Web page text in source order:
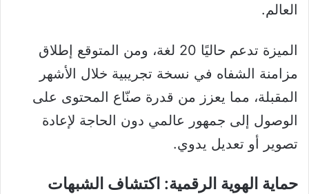
العالم.
الميزة تدعم حاليًا 20 لغة، ومن المتوقع إطلاق
مزامنة الشفاه في نسخة تجريبية خلال الأشهر
المقبلة، مما يعزز من قدرة صنّاع المحتوى على
الوصول إلى جمهور عالمي دون الحاجة لإعادة
تصوير أو تعديل يدوي.
حماية الهوية الرقمية: اكتشاف الشبهات